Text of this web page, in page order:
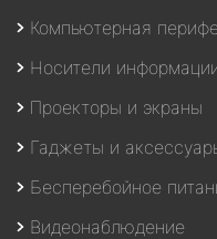
Компьютерная
Носители
Проекторы и экраны
Гаджеты и
Бесперебойное
Видеонаблюдение